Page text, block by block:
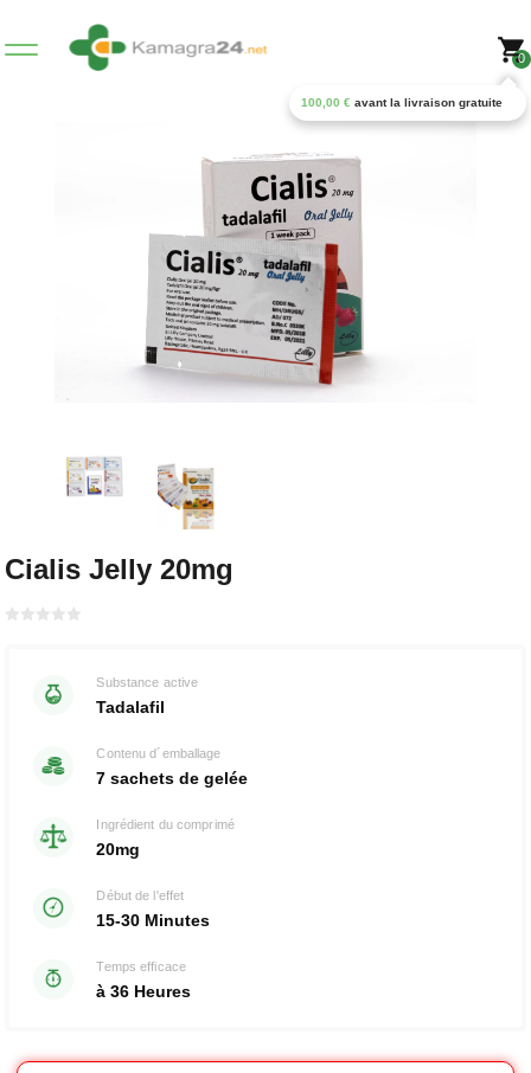
0
100,00 € avant la livraison gratuite
Cialis Jelly 20mg
Substance active
Tadalafil
Contenu d´emballage
7 sachets de gelée
Ingrédient du comprimé
20mg
Début de l'effet
15-30 Minutes
Temps efficace
à 36 Heures